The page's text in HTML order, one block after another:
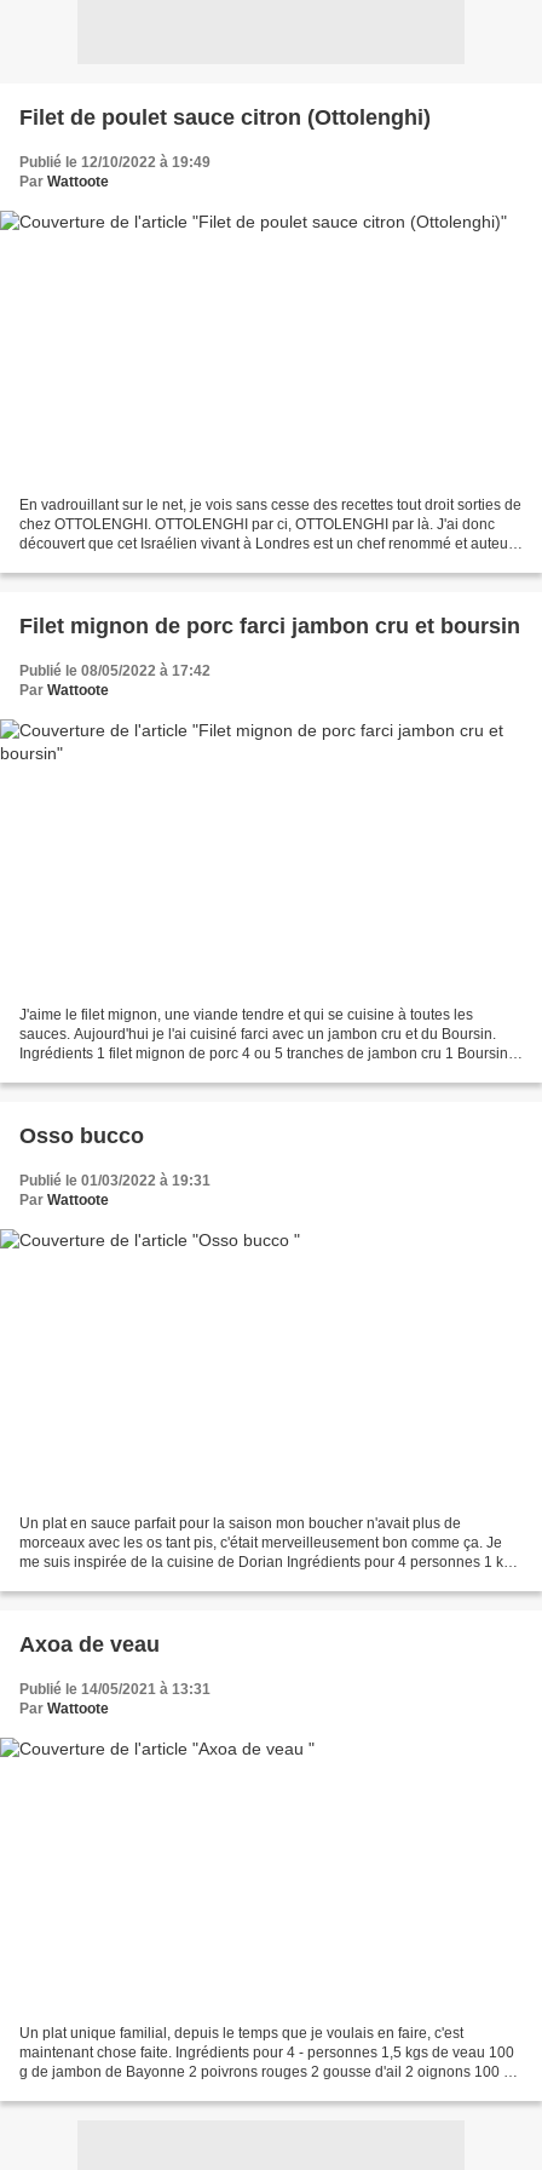
Filet de poulet sauce citron (Ottolenghi)
Publié le 12/10/2022 à 19:49
Par Wattoote
En vadrouillant sur le net, je vois sans cesse des recettes tout droit sorties de
chez OTTOLENGHI. OTTOLENGHI par ci, OTTOLENGHI par là. J'ai donc
découvert que cet Israélien vivant à Londres est un chef renommé et auteur
Filet mignon de porc farci jambon cru et boursin
Publié le 08/05/2022 à 17:42
Par Wattoote
J'aime le filet mignon, une viande tendre et qui se cuisine à toutes les
sauces. Aujourd'hui je l'ai cuisiné farci avec un jambon cru et du Boursin.
Ingrédients 1 filet mignon de porc 4 ou 5 tranches de jambon cru 1 Boursin
Osso bucco
Publié le 01/03/2022 à 19:31
Par Wattoote
Un plat en sauce parfait pour la saison mon boucher n'avait plus de
morceaux avec les os tant pis, c'était merveilleusement bon comme ça. Je
me suis inspirée de la cuisine de Dorian Ingrédients pour 4 personnes 1 kg
Axoa de veau
Publié le 14/05/2021 à 13:31
Par Wattoote
Un plat unique familial, depuis le temps que je voulais en faire, c'est
maintenant chose faite. Ingrédients pour 4 - personnes 1,5 kgs de veau 100
g de jambon de Bayonne 2 poivrons rouges 2 gousse d'ail 2 oignons 100 ml